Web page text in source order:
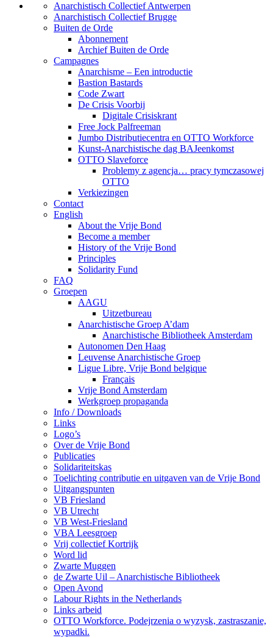
Anarchistisch Collectief Antwerpen
Anarchistisch Collectief Brugge
Buiten de Orde
Abonnement
Archief Buiten de Orde
Campagnes
Anarchisme – Een introductie
Bastion Bastards
Code Zwart
De Crisis Voorbij
Digitale Crisiskrant
Free Jock Palfreeman
Jumbo Distributiecentra en OTTO Workforce
Kunst-Anarchistische dag BAJeenkomst
OTTO Slaveforce
Problemy z agencja… pracy tymczasowej
OTTO
Verkiezingen
Contact
English
About the Vrije Bond
Become a member
History of the Vrije Bond
Principles
Solidarity Fund
FAQ
Groepen
AAGU
Uitzetbureau
Anarchistische Groep A’dam
Anarchistische Bibliotheek Amsterdam
Autonomen Den Haag
Leuvense Anarchistische Groep
Ligue Libre, Vrije Bond belgique
Français
Vrije Bond Amsterdam
Werkgroep propaganda
Info / Downloads
Links
Logo’s
Over de Vrije Bond
Publicaties
Solidariteitskas
Toelichting contributie en uitgaven van de Vrije Bond
Uitgangspunten
VB Friesland
VB Utrecht
VB West-Friesland
VBA Leesgroep
Vrij collectief Kortrijk
Word lid
Zwarte Muggen
de Zwarte Uil – Anarchistische Bibliotheek
Open Avond
Labour Rights in the Netherlands
Links arbeid
OTTO Workforce. Podejrzenia o wyzysk, zastraszanie,
wypadki.